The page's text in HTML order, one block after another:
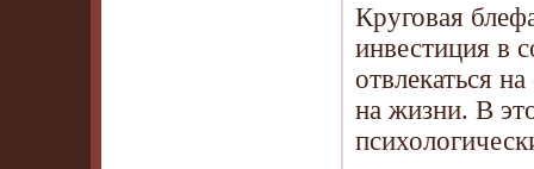
Круговая
инвестиция в
отвлекаться
на жизни. В